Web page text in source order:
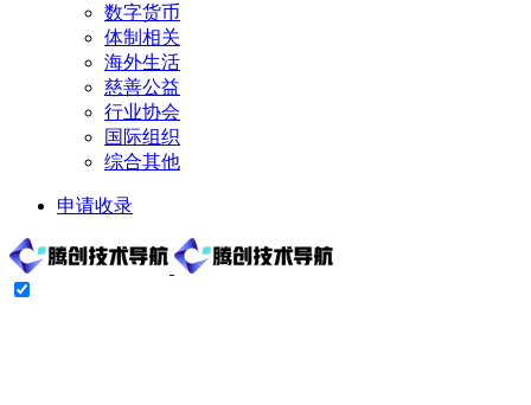
数字货币
体制相关
海外生活
慈善公益
行业协会
国际组织
综合其他
申请收录